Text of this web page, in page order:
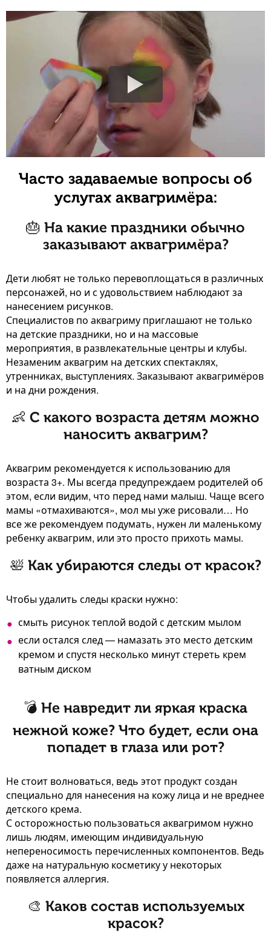
Часто задаваемые вопросы об
услугах аквагримёра:
🎂 На какие праздники обычно
заказывают аквагримёра?
Дети любят не только перевоплощаться в различных
персонажей, но и с удовольствием наблюдают за
нанесением рисунков.
Специалистов по аквагриму приглашают не только
на детские праздники, но и на массовые
мероприятия, в развлекательные центры и клубы.
Незаменим аквагрим на детских спектаклях,
утренниках, выступлениях. Заказывают аквагримёров
и на дни рождения.
👶 С какого возраста детям можно
наносить аквагрим?
Аквагрим рекомендуется к использованию для
возраста 3+. Мы всегда предупреждаем родителей об
этом, если видим, что перед нами малыш. Чаще всего
мамы «отмахиваются», мол мы уже рисовали… Но
все же рекомендуем подумать, нужен ли маленькому
ребенку аквагрим, или это просто прихоть мамы.
🛀 Как убираются следы от красок?
Чтобы удалить следы краски нужно:
смыть рисунок теплой водой с детским мылом
если остался след — намазать это место детским
кремом и спустя несколько минут стереть крем
ватным диском
💣 Не навредит ли яркая краска
нежной коже? Что будет, если она
попадет в глаза или рот?
Не стоит волноваться, ведь этот продукт создан
специально для нанесения на кожу лица и не вреднее
детского крема.
С осторожностью пользоваться аквагримом нужно
лишь людям, имеющим индивидуальную
непереносимость перечисленных компонентов. Ведь
даже на натуральную косметику у некоторых
появляется аллергия.
🎨 Каков состав используемых
красок?